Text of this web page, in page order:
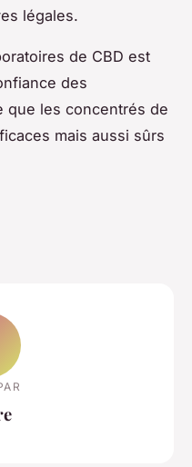
légales.
de CBD est
des
que les concentrés de
mais aussi sûrs